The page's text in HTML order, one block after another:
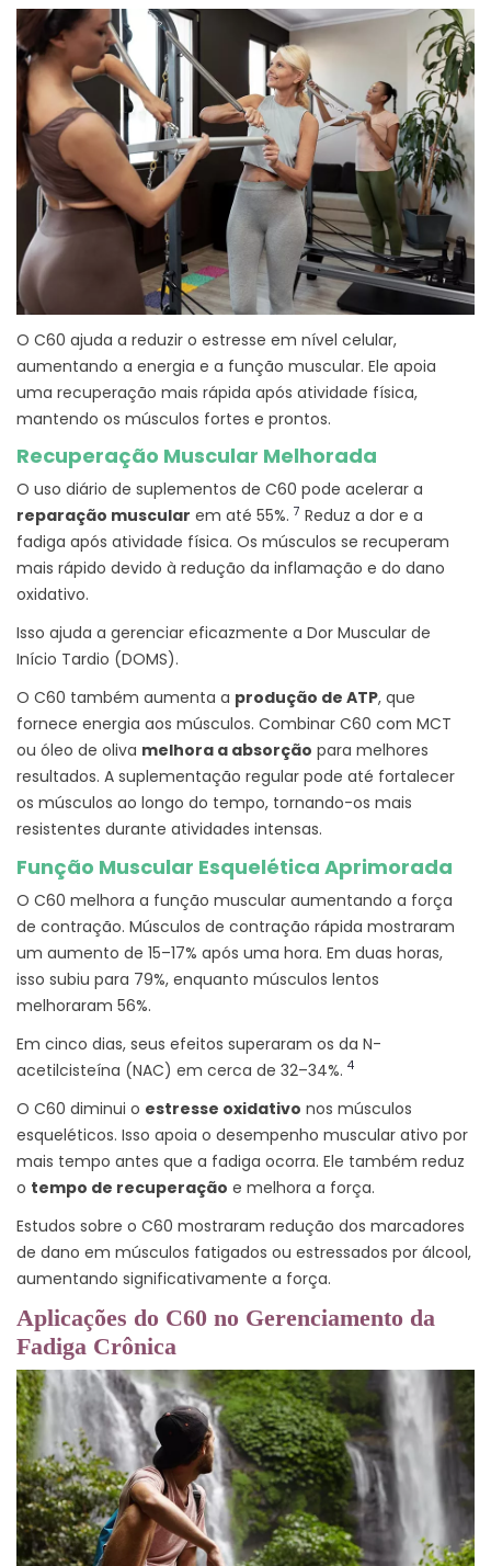
O C60 ajuda a reduzir o estresse em nível celular,
aumentando a energia e a função muscular. Ele apoia
uma recuperação mais rápida após atividade física,
mantendo os músculos fortes e prontos.
Recuperação Muscular Melhorada
O uso diário de suplementos de C60 pode acelerar a
reparação muscular em até 55%. 7 Reduz a dor e a
fadiga após atividade física. Os músculos se recuperam
mais rápido devido à redução da inflamação e do dano
oxidativo.
Isso ajuda a gerenciar eficazmente a Dor Muscular de
Início Tardio (DOMS).
O C60 também aumenta a produção de ATP, que
fornece energia aos músculos. Combinar C60 com MCT
ou óleo de oliva melhora a absorção para melhores
resultados. A suplementação regular pode até fortalecer
os músculos ao longo do tempo, tornando-os mais
resistentes durante atividades intensas.
Função Muscular Esquelética Aprimorada
O C60 melhora a função muscular aumentando a força
de contração. Músculos de contração rápida mostraram
um aumento de 15–17% após uma hora. Em duas horas,
isso subiu para 79%, enquanto músculos lentos
melhoraram 56%.
Em cinco dias, seus efeitos superaram os da N-
acetilcisteína (NAC) em cerca de 32–34%. 4
O C60 diminui o estresse oxidativo nos músculos
esqueléticos. Isso apoia o desempenho muscular ativo por
mais tempo antes que a fadiga ocorra. Ele também reduz
o tempo de recuperação e melhora a força.
Estudos sobre o C60 mostraram redução dos marcadores
de dano em músculos fatigados ou estressados por álcool,
aumentando significativamente a força.
Aplicações do C60 no Gerenciamento da
Fadiga Crônica